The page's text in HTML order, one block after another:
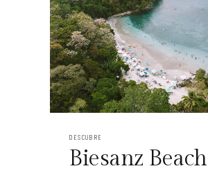
DESCUBRE
Biesanz Beach